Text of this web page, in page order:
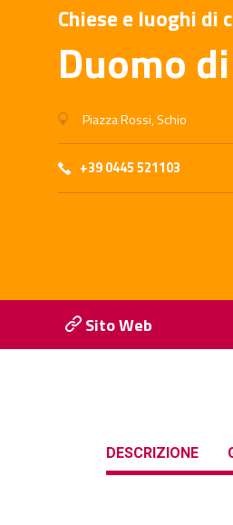
Chiese e luoghi di
Duomo
Piazza Rossi, Schio
+39 0445 521103
Sito Web
DESCRIZIONE